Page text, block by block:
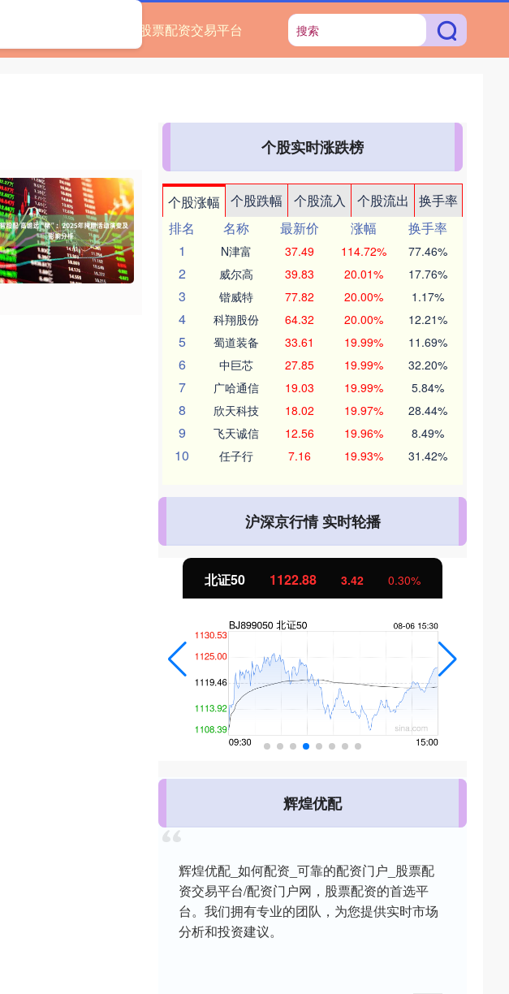
股票配资交易平台
个股实时涨跌榜
个股涨幅 个股跌幅 个股流入 个股流出
换手率
排名
名称 最新价 涨幅
换手率
1
N津富 37.49 114.72% 77.46%
2 威尔高 39.83 20.01% 17.76%
3 锴威特 77.82 20.00% 1.17%
4 科翔股份 64.32 20.00% 12.21%
5 蜀道装备 33.61 19.99% 11.69%
6 中巨芯 27.85 19.99% 32.20%
7 广哈通信 19.03 19.99% 5.84%
8 欣天科技 18.02 19.97% 28.44%
9 飞天诚信 12.56 19.96% 8.49%
10 任子行 7.16 19.93% 31.42%
沪深京行情 实时轮播
北证50 1122.88 3.42 0.30%
辉煌优配
辉煌优配_如何配资_可靠的配资门户_股票配
资交易平台/配资门户网，股票配资的首选平
台。我们拥有专业的团队，为您提供实时市场
分析和投资建议。